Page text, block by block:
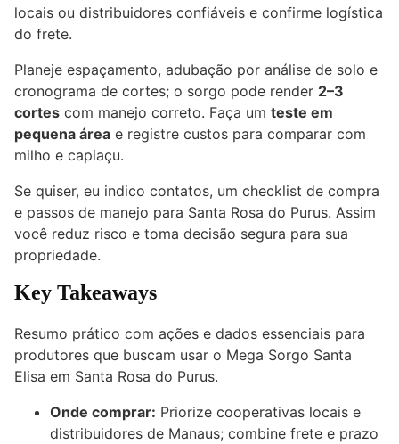
locais ou distribuidores confiáveis e confirme logística
do frete.
Planeje espaçamento, adubação por análise de solo e
cronograma de cortes; o sorgo pode render 2–3
cortes com manejo correto. Faça um teste em
pequena área e registre custos para comparar com
milho e capiaçu.
Se quiser, eu indico contatos, um checklist de compra
e passos de manejo para Santa Rosa do Purus. Assim
você reduz risco e toma decisão segura para sua
propriedade.
Key Takeaways
Resumo prático com ações e dados essenciais para
produtores que buscam usar o Mega Sorgo Santa
Elisa em Santa Rosa do Purus.
Onde comprar: Priorize cooperativas locais e
distribuidores de Manaus; combine frete e prazo